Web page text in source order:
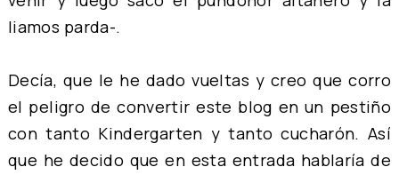
liamos parda-.
Decía, que le he dado vueltas y creo que corro
el peligro de convertir este blog en un pestiño
con tanto Kindergarten y tanto cucharón. Así
que he decido que en esta entrada hablaría de